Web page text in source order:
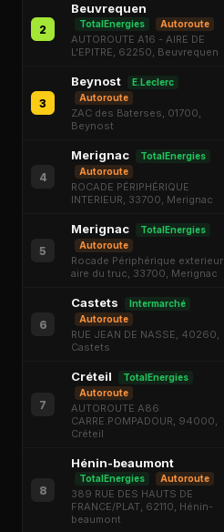
2
Beuvrequen
TotalEnergies Autoroute
AUTOROUTE A16 - AIRE DE
L'EPITRE, 62250, Beuvrequen
3
Beynost
E.Leclerc
Autoroute
ZAC des Baterses, 01700,
Beynost
4
Merignac
TotalEnergies
Autoroute
ROCADE PÉRIPHÉRIQUE
INTERIEUR, 33700, Merignac
5
Merignac
TotalEnergies
Autoroute
Rocade Périphérique exterieur
aire du truc, 33700, Merignac
6
Castets
Intermarché
Autoroute
RUE JEAN DE NASSE, 40260,
Castets
7
Créteil
TotalEnergies
Autoroute
AUTOROUTE A86
CARRE.POMPADOUR, 94000,
Créteil
8
Hénin-beaumont
TotalEnergies Autoroute
389 RUE DES HAUTS DE
FRANCE/PLAT, 62110, Hénin-
beaumont